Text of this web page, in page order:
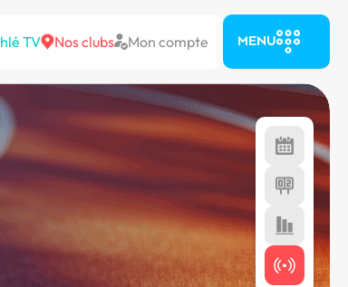
TV Nos clubs Mon compte MENU